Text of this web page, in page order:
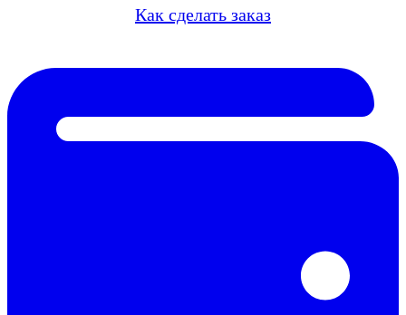
Как сделать заказ